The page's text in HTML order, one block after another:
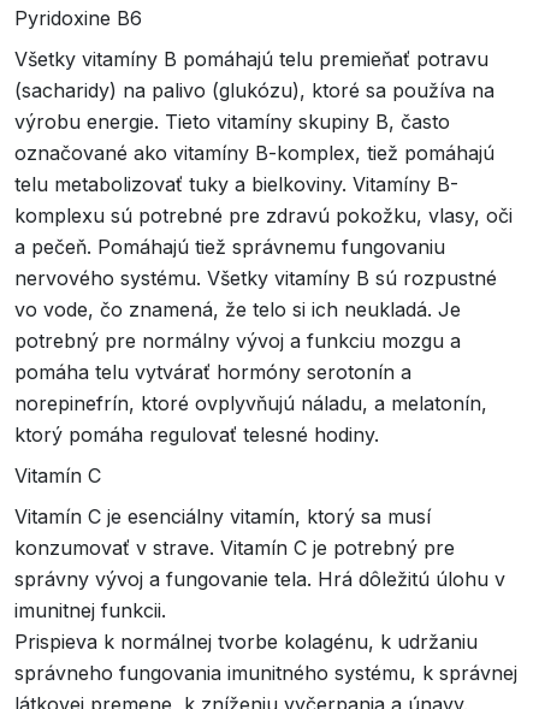
Pyridoxine B6
Všetky vitamíny B pomáhajú telu premieňať potravu
(sacharidy) na palivo (glukózu), ktoré sa používa na
výrobu energie. Tieto vitamíny skupiny B, často
označované ako vitamíny B-komplex, tiež pomáhajú
telu metabolizovať tuky a bielkoviny. Vitamíny B-
komplexu sú potrebné pre zdravú pokožku, vlasy, oči
a pečeň. Pomáhajú tiež správnemu fungovaniu
nervového systému. Všetky vitamíny B sú rozpustné
vo vode, čo znamená, že telo si ich neukladá. Je
potrebný pre normálny vývoj a funkciu mozgu a
pomáha telu vytvárať hormóny serotonín a
norepinefrín, ktoré ovplyvňujú náladu, a melatonín,
ktorý pomáha regulovať telesné hodiny.
Vitamín C
Vitamín C je esenciálny vitamín, ktorý sa musí
konzumovať v strave. Vitamín C je potrebný pre
správny vývoj a fungovanie tela. Hrá dôležitú úlohu v
imunitnej funkcii.
Prispieva k normálnej tvorbe kolagénu, k udržaniu
správneho fungovania imunitného systému, k správnej
látkovej premene, k zníženiu vyčerpania a únavy.